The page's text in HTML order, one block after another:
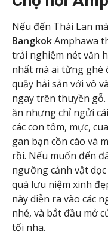
Nếu đến Thái Lan
BangkokAmphawa
trải nghiệm nét văn
nhất mà ai từng ghé
quầy hải sản với vô
ngay trên thuyền
ăn nhưng chỉ ngửi
các con tôm, mực,
gan bạn cồn cào và
rồi. Nếu muốn đến
ngưỡng cảnh vật
quà lưu niệm xinh
này diễn ra vào các
nhé, và bắt đầu mở
tối nha.